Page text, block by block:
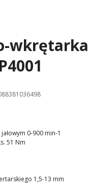
wkrętarka
0-900 min-1
51 Nm
1,5-13 mm